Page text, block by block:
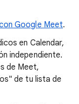
Google Meet.
en Calendar,
independiente.
de Meet,
de tu lista de